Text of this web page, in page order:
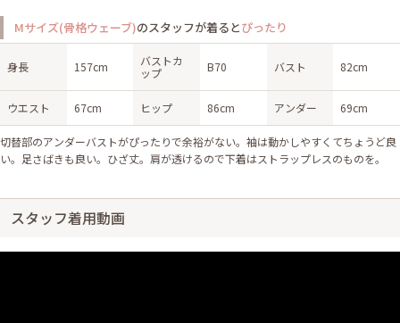
Mサイズ(骨格ウェーブ)のスタッフが着るとぴったり
身長 157cm
バストカ
ップ
B70 バスト 82cm
ウエスト 67cm ヒップ 86cm アンダー 69cm
切替部のアンダーバストがぴったりで余裕がない。袖は動かしやすくてちょうど良
い。足さばきも良い。ひざ丈。肩が透けるので下着はストラップレスのものを。
スタッフ着用動画